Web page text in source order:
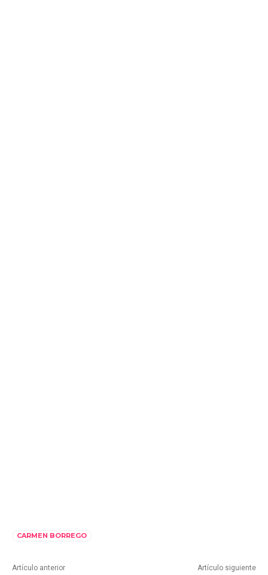
CARMEN BORREGO
Artículo anterior Artículo siguiente